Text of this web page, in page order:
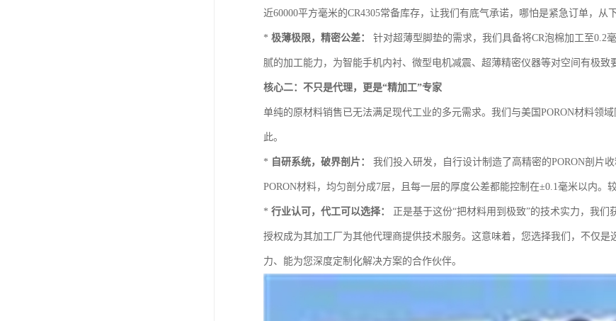
近60000平方毫米的CR4305常备库存，让我们有底气承诺，哪怕是紧急订单，从
* 极薄极限，精密公差： 针对超薄型脚垫的需求，我们具备将CR泡棉加工至0.2
腻的加工能力，为智能手机内衬、微型电机减震、超薄精密仪器等对空间有极致
核心二：不只是代理，更是“精加工”专家
单纯的原材料销售已无法满足现代工业的多元需求。我们与美国PORON材料领
此。
* 自研系统，破界剖片： 我们投入研发，自行设计制造了高精密的PORON剖片
PORON材料，均匀剖分成7层，且每一层的厚度公差都能控制在±0.1毫米以内。
* 行业认可，代工可以选择： 正是基于这份“把材料用到极致”的技术实力，我
授权成为其加工厂为其他代理商提供技术服务。这意味着，您选择我们，不仅
力、能为您深度定制化解决方案的合作伙伴。